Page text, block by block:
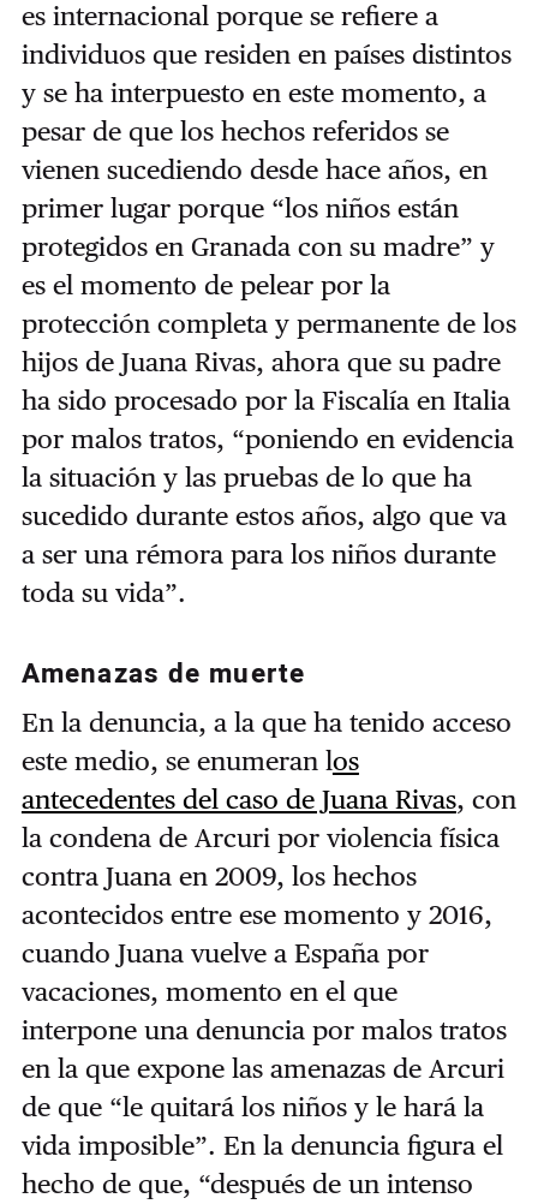
es internacional porque se refiere a
individuos que residen en países distintos
y se ha interpuesto en este momento, a
pesar de que los hechos referidos se
vienen sucediendo desde hace años, en
primer lugar porque “los niños están
protegidos en Granada con su madre” y
es el momento de pelear por la
protección completa y permanente de los
hijos de Juana Rivas, ahora que su padre
ha sido procesado por la Fiscalía en Italia
por malos tratos, “poniendo en evidencia
la situación y las pruebas de lo que ha
sucedido durante estos años, algo que va
a ser una rémora para los niños durante
toda su vida”.
Amenazas de muerte
En la denuncia, a la que ha tenido acceso
este medio, se enumeran los
antecedentes del caso de Juana Rivas, con
la condena de Arcuri por violencia física
contra Juana en 2009, los hechos
acontecidos entre ese momento y 2016,
cuando Juana vuelve a España por
vacaciones, momento en el que
interpone una denuncia por malos tratos
en la que expone las amenazas de Arcuri
de que “le quitará los niños y le hará la
vida imposible”. En la denuncia figura el
hecho de que, “después de un intenso